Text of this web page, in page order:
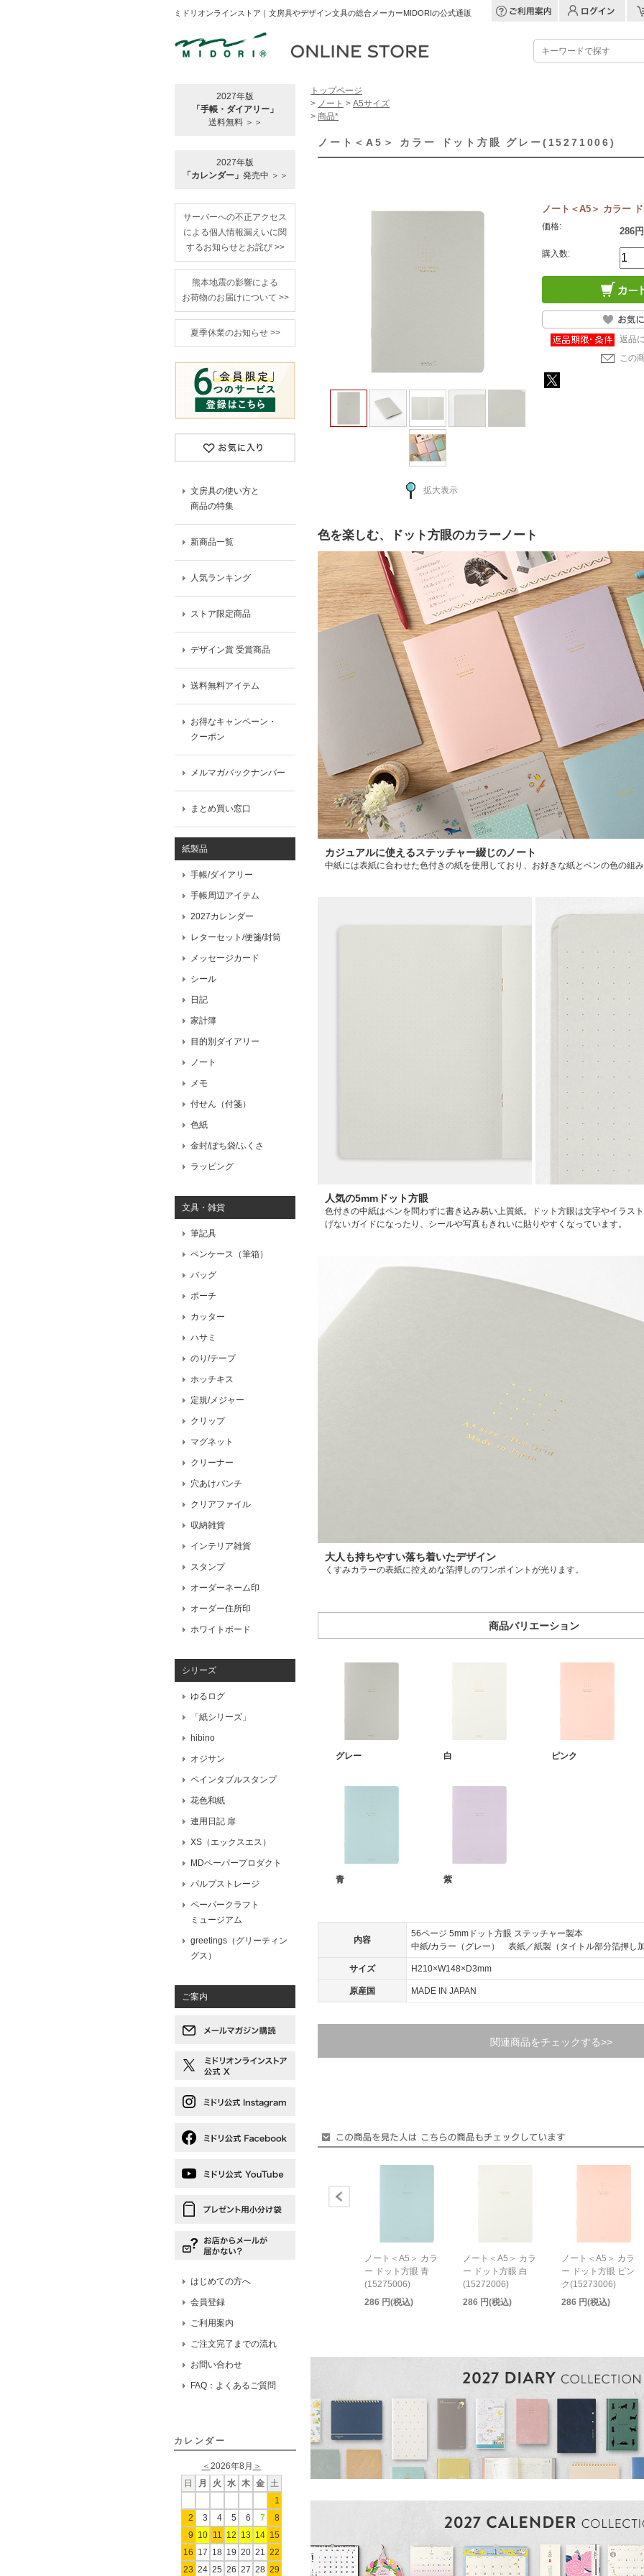
ミドリオンラインストア｜文房具やデザイン文具の総合メーカーMIDORIの公式通販
2027年版
「手帳・ダイアリー」
送料無料 ＞＞
2027年版
「カレンダー」 発売中 ＞＞
サーバーへの不正アクセス
による個人情報漏えいに関
するお知らせとお詫び >>
熊本地震の影響による
お荷物のお届けについて >>
夏季休業のお知らせ >>
文房具の使い方と
商品の特集
新商品一覧
人気ランキング
ストア限定商品
デザイン賞 受賞商品
送料無料アイテム
お得なキャンペーン・
クーポン
メルマガバックナンバー
まとめ買い窓口
紙製品
手帳/ダイアリー
手帳周辺アイテム
2027カレンダー
レターセット/便箋/封筒
メッセージカード
シール
日記
家計簿
目的別ダイアリー
ノート
メモ
付せん（付箋）
色紙
金封/ぽち袋/ふくさ
ラッピング
文具・雑貨
筆記具
ペンケース（筆箱）
バッグ
ポーチ
カッター
ハサミ
のり/テープ
ホッチキス
定規/メジャー
クリップ
マグネット
クリーナー
穴あけパンチ
クリアファイル
収納雑貨
インテリア雑貨
スタンプ
オーダーネーム印
オーダー住所印
ホワイトボード
シリーズ
ゆるログ
「紙シリーズ」
hibino
オジサン
ペインタブルスタンプ
花色和紙
連用日記 扉
XS（エックスエス）
MDペーパープロダクト
パルプストレージ
ペーパークラフト
ミュージアム
greetings（グリーティン
グス）
ご案内
はじめての方へ
会員登録
ご利用案内
ご注文完了までの流れ
お問い合わせ
FAQ：よくあるご質問
カレンダー
＜ 2026年8月 ＞
日
月 火 水 木 金
土
1
2
3 4 5 6 7
8
9 10 11 12 13 14 15
16 17 18 19 20 21
22
23 24 25 26 27 28 29
トップページ
> ノート > A5サイズ
> 商品*
ノート＜A5＞ カラー ドット方眼 グレー(15271006)
拡大表示
ノート＜A5＞ カラー
価格: 286
購入数:
返品
この
色を楽しむ、ドット方眼のカラーノート
カジュアルに使えるステッチャー綴じのノート
中紙には表紙に合わせた色付きの紙を使用しており、お好きな紙とペンの色の組
人気の5mmドット方眼
色付きの中紙はペンを問わずに書き込み易い上質紙。ドット方眼は文字やイラス
げないガイドになったり、シールや写真もきれいに貼りやすくなっています。
大人も持ちやすい落ち着いたデザイン
くすみカラーの表紙に控えめな箔押しのワンポイントが光ります。
商品バリエーション
グレー 白 ピンク
青 紫
内容
56ページ 5mmドット方眼 ステッチャー製本
中紙/カラー（グレー） 表紙／紙製（タイトル部分箔押し
サイズ H210×W148×D3mm
原産国 MADE IN JAPAN
関連商品をチェックする>>
ノート＜A5＞ カラ
ー ドット方眼 青
(15275006)
286 円(税込)
ノート＜A5＞ カラ
ー ドット方眼 白
(15272006)
286 円(税込)
ノート＜A5＞ カラ
ー ドット方眼 ピン
ク(15273006)
286 円(税込)